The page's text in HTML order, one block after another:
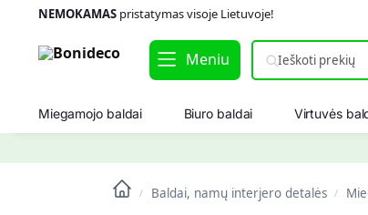
NEMOKAMASpristatymas visoje Lietuvoje!
Meniu
Miegamojo baldai Biuro baldai Virtuvės
/ Baldai, namų interjero detalės /